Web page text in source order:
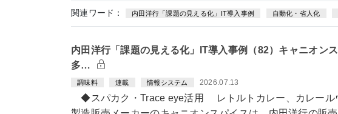
関連ワード： 内田洋行「課題の見える化」IT導入事例 自動化・省人化
内田洋行「課題の見える化」IT導入事例（82）キャニオン
多…
調味料 連載 情報システム 2026.07.13
◆スパカク・Trace eye活用 レトルトカレー、カレール